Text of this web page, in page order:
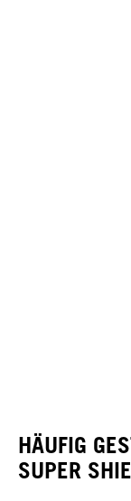
HÄUFIG
SUPER